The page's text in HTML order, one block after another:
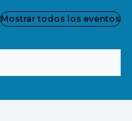
Mostrar todos los eventos